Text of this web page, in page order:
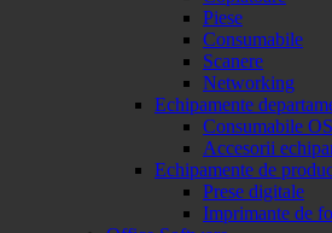
Piese
Consumabile
Scanere
Networking
Echipamente
Consumabile
Accesorii
Echipamente de
Prese digitale
Imprimante de